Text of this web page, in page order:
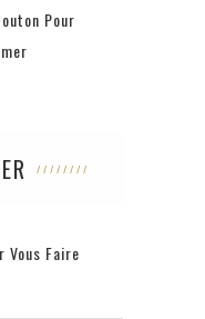
Pour
Vous Faire